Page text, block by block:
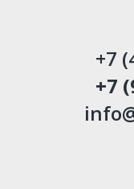
+7
+7